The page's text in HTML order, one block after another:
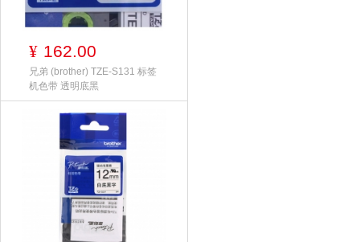
¥ 162.00
兄弟 (brother) TZE-S131 标签
机色带 透明底黑